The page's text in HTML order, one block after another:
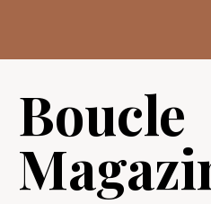
contenu
Boucle